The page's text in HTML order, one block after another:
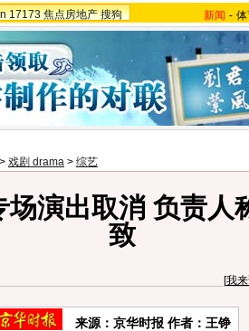
17173 焦点房地产 搜狗 新闻 -
> 戏剧 drama > 综艺
场演出取消 负责人
致
[我
来源：京华时报 作者：王铮